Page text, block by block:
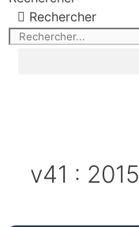
Rechercher
v41 : 2015